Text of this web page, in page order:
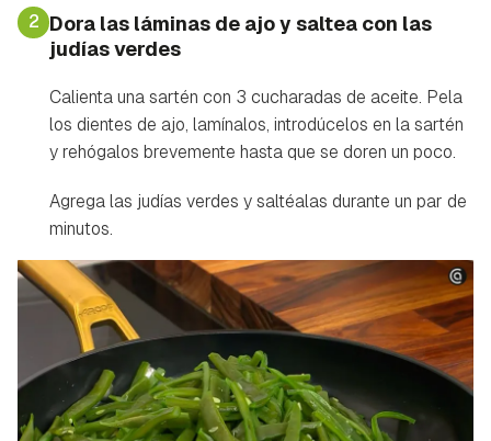
2 Dora las láminas de ajo y saltea con las
judías verdes
Calienta una sartén con 3 cucharadas de aceite. Pela
los dientes de ajo, lamínalos, introdúcelos en la sartén
y rehógalos brevemente hasta que se doren un poco.
Agrega las judías verdes y saltéalas durante un par de
minutos.